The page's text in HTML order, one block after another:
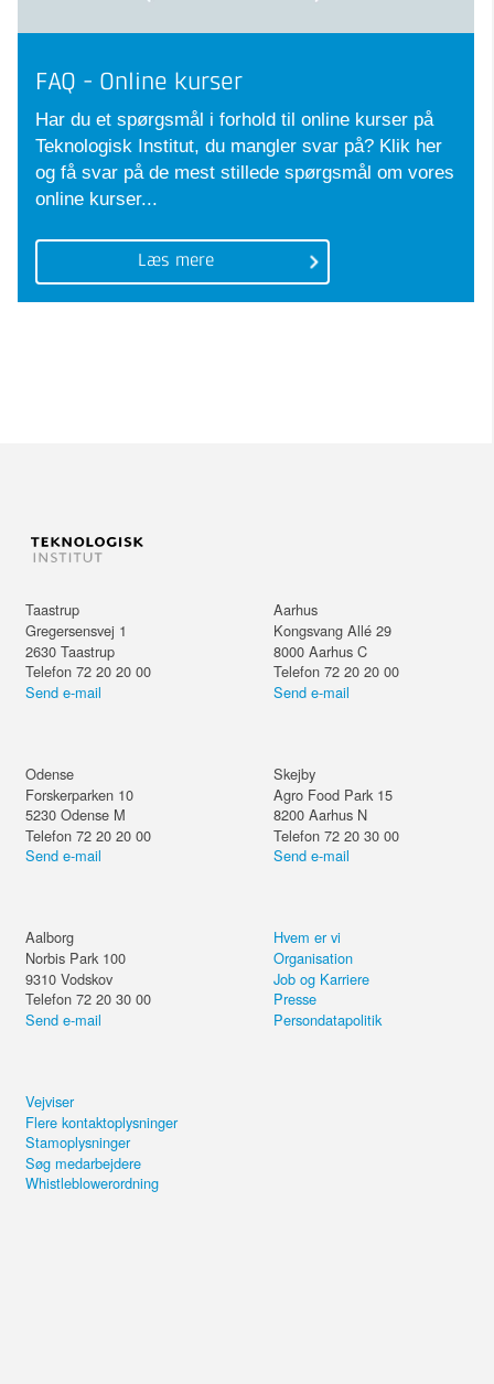
FAQ - Online kurser
Har du et spørgsmål i forhold til online kurser på
Teknologisk Institut, du mangler svar på? Klik her
og få svar på de mest stillede spørgsmål om vores
online kurser...
Læs mere
Taastrup
Gregersensvej 1
2630 Taastrup
Telefon 72 20 20 00
Send e-mail
Aarhus
Kongsvang Allé 29
8000 Aarhus C
Telefon 72 20 20 00
Send e-mail
Odense
Forskerparken 10
5230 Odense M
Telefon 72 20 20 00
Send e-mail
Skejby
Agro Food Park 15
8200 Aarhus N
Telefon 72 20 30 00
Send e-mail
Aalborg
Norbis Park 100
9310 Vodskov
Telefon 72 20 30 00
Send e-mail
Hvem er vi
Organisation
Job og Karriere
Presse
Persondatapolitik
Vejviser
Flere kontaktoplysninger
Stamoplysninger
Søg medarbejdere
Whistleblowerordning